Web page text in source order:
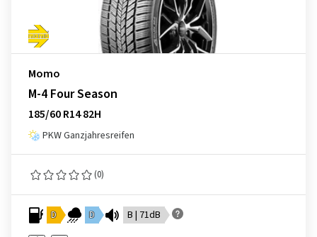
Momo
M-4 Four Season
185/60 R14 82H
PKW Ganzjahresreifen
(0)
D D B | 71dB